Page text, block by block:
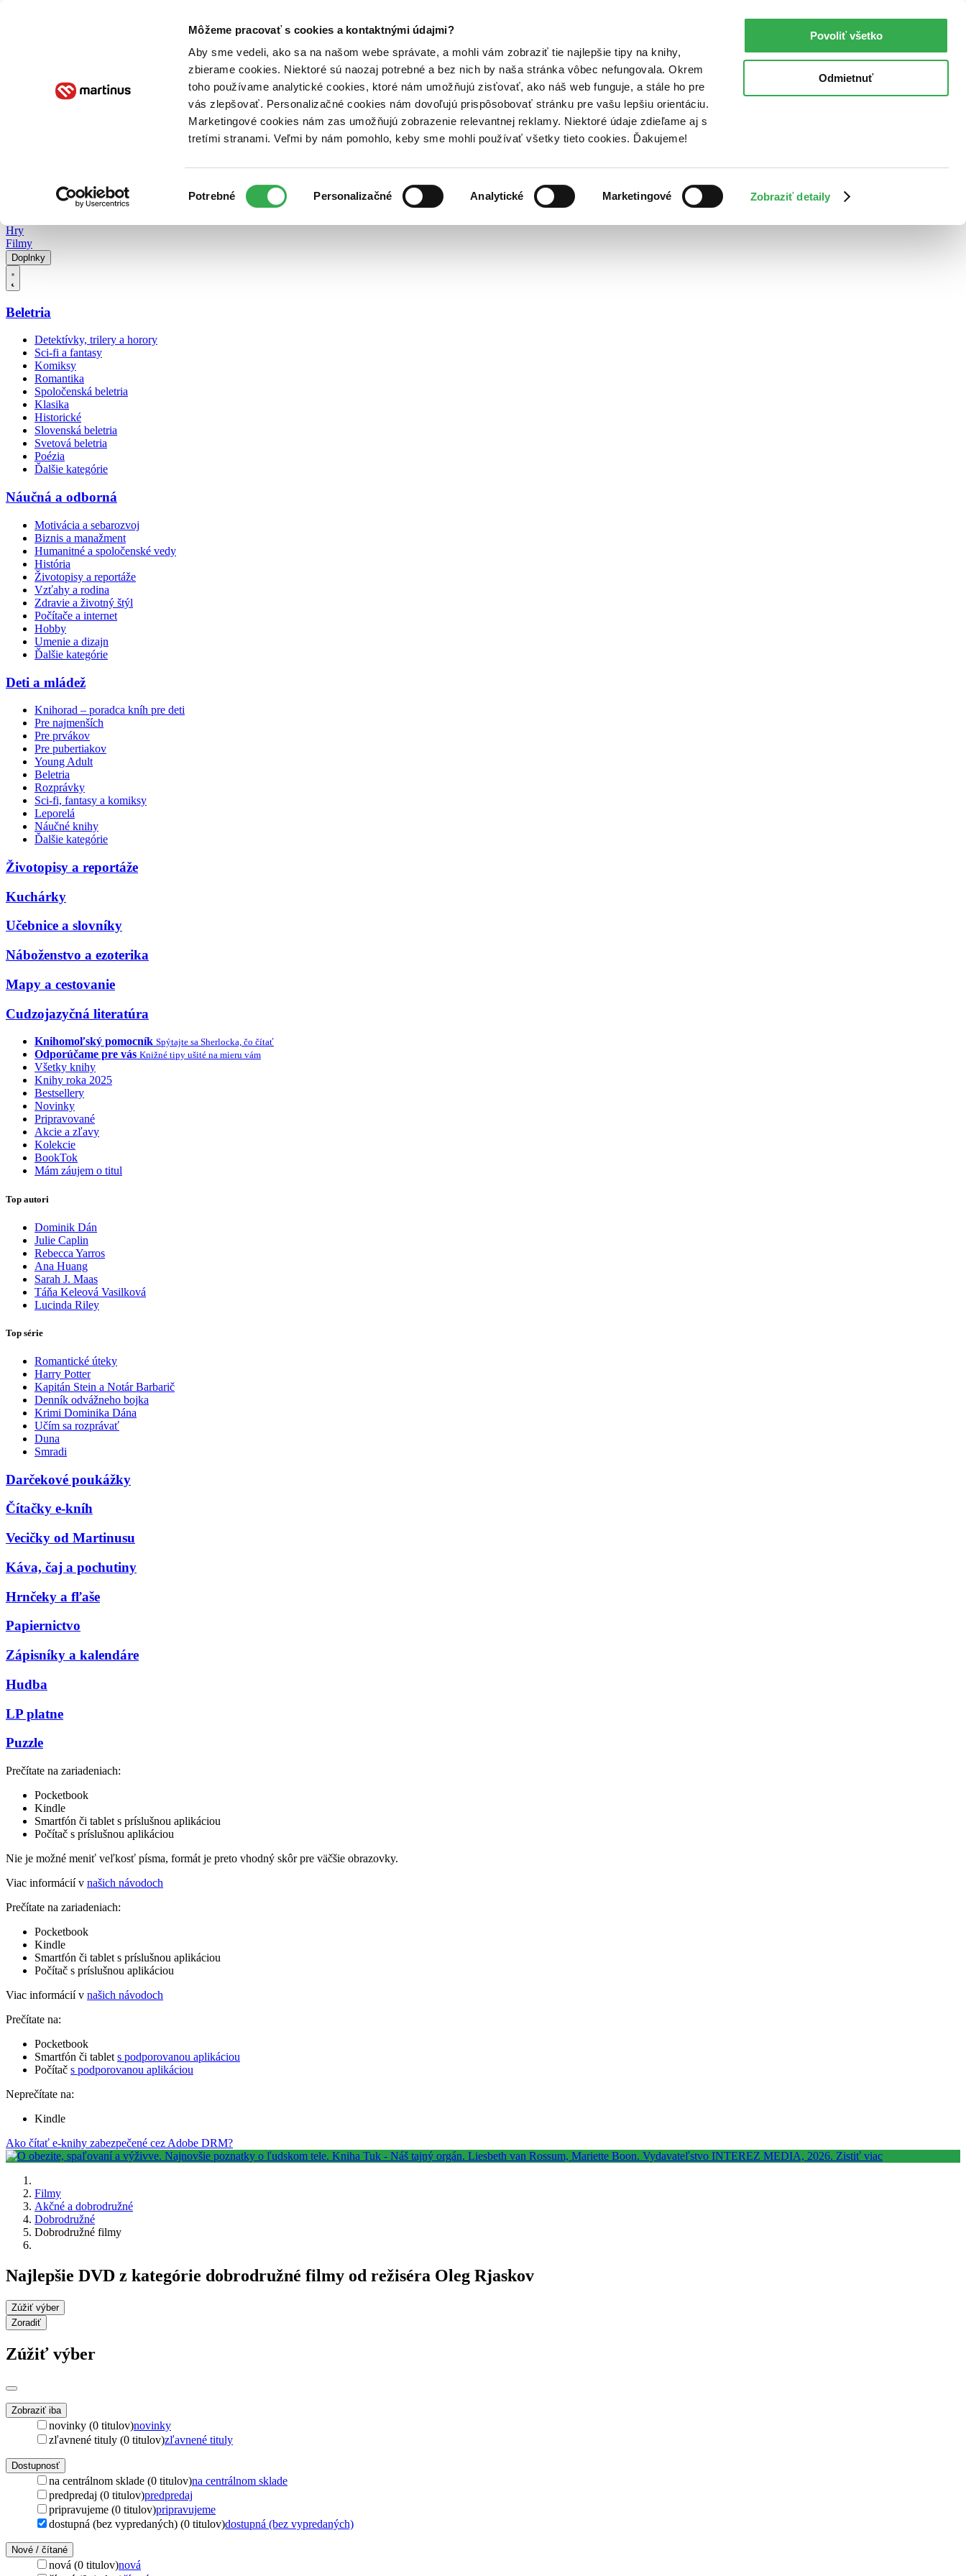
Môžeme pracovať s cookies a kontaktnými údajmi?
Aby sme vedeli, ako sa na našom webe správate, a mohli vám zobraziť tie najlepšie tipy na knihy,
zbierame cookies. Niektoré sú naozaj potrebné a bez nich by naša stránka vôbec nefungovala. Okrem
toho používame analytické cookies, ktoré nám umožňujú zisťovať, ako náš web funguje, a stále ho pre
vás zlepšovať. Personalizačné cookies nám dovoľujú prispôsobovať stránku pre vašu lepšiu orientáciu.
Marketingové cookies nám zas umožňujú zobrazenie relevantnej reklamy. Niektoré údaje zdieľame aj s
tretími stranami. Veľmi by nám pomohlo, keby sme mohli používať všetky tieto cookies. Ďakujeme!
súhlasu
Potrebné Personalizačné Analytické Marketingové Zobraziť detaily
Povoliť všetko
Odmietnuť
Poukážky Kontakt
Hry
Filmy
Doplnky
Beletria
Detektívky, trilery a horory
Sci-fi a fantasy
Komiksy
Romantika
Spoločenská beletria
Klasika
Historické
Slovenská beletria
Svetová beletria
Poézia
Ďalšie kategórie
Náučná a odborná
Motivácia a sebarozvoj
Biznis a manažment
Humanitné a spoločenské vedy
História
Životopisy a reportáže
Vzťahy a rodina
Zdravie a životný štýl
Počítače a internet
Hobby
Umenie a dizajn
Ďalšie kategórie
Deti a mládež
Knihorad – poradca kníh pre deti
Pre najmenších
Pre prvákov
Pre pubertiakov
Young Adult
Beletria
Rozprávky
Sci-fi, fantasy a komiksy
Leporelá
Náučné knihy
Ďalšie kategórie
Životopisy a reportáže
Kuchárky
Učebnice a slovníky
Náboženstvo a ezoterika
Mapy a cestovanie
Cudzojazyčná literatúra
Knihomoľský pomocník Spýtajte sa Sherlocka, čo čítať
Odporúčame pre vás Knižné tipy ušité na mieru vám
Všetky knihy
Knihy roka 2025
Bestsellery
Novinky
Pripravované
Akcie a zľavy
Kolekcie
BookTok
Mám záujem o titul
Top autori
Dominik Dán
Julie Caplin
Rebecca Yarros
Ana Huang
Sarah J. Maas
Táňa Keleová Vasilková
Lucinda Riley
Top série
Romantické úteky
Harry Potter
Kapitán Stein a Notár Barbarič
Denník odvážneho bojka
Krimi Dominika Dána
Učím sa rozprávať
Duna
Smradi
Darčekové poukážky
Čítačky e-kníh
Vecičky od Martinusu
Káva, čaj a pochutiny
Hrnčeky a fľaše
Papiernictvo
Zápisníky a kalendáre
Hudba
LP platne
Puzzle
Prečítate na zariadeniach:
Pocketbook
Kindle
Smartfón či tablet s príslušnou aplikáciou
Počítač s príslušnou aplikáciou
Nie je možné meniť veľkosť písma, formát je preto vhodný skôr pre väčšie obrazovky.
Viac informácií v našich návodoch
Prečítate na zariadeniach:
Pocketbook
Kindle
Smartfón či tablet s príslušnou aplikáciou
Počítač s príslušnou aplikáciou
Viac informácií v našich návodoch
Prečítate na:
Pocketbook
Smartfón či tablet s podporovanou aplikáciou
Počítač s podporovanou aplikáciou
Neprečítate na:
Kindle
Ako čítať e-knihy zabezpečené cez Adobe DRM?
Filmy
Akčné a dobrodružné
Dobrodružné
Dobrodružné filmy
Najlepšie DVD z kategórie dobrodružné filmy od režiséra Oleg Rjaskov
Zúžiť výber
Zoradiť
Zúžiť výber
Zobraziť iba
novinky (0 titulov)novinky
zľavnené tituly (0 titulov)zľavnené tituly
Dostupnosť
na centrálnom sklade (0 titulov)na centrálnom sklade
predpredaj (0 titulov)predpredaj
pripravujeme (0 titulov)pripravujeme
dostupná (bez vypredaných) (0 titulov)dostupná (bez vypredaných)
Nové / čítané
nová (0 titulov)nová